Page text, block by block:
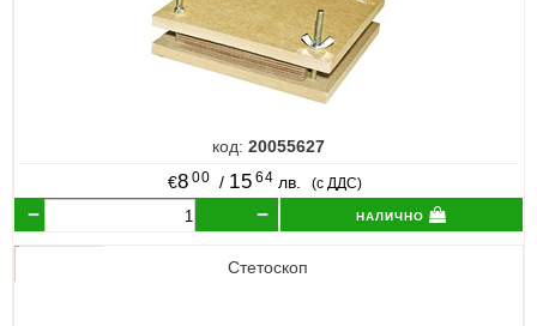
код: 20055627
€8 00 / 15 64 лв. (с ДДС)
налично
Стетоскоп